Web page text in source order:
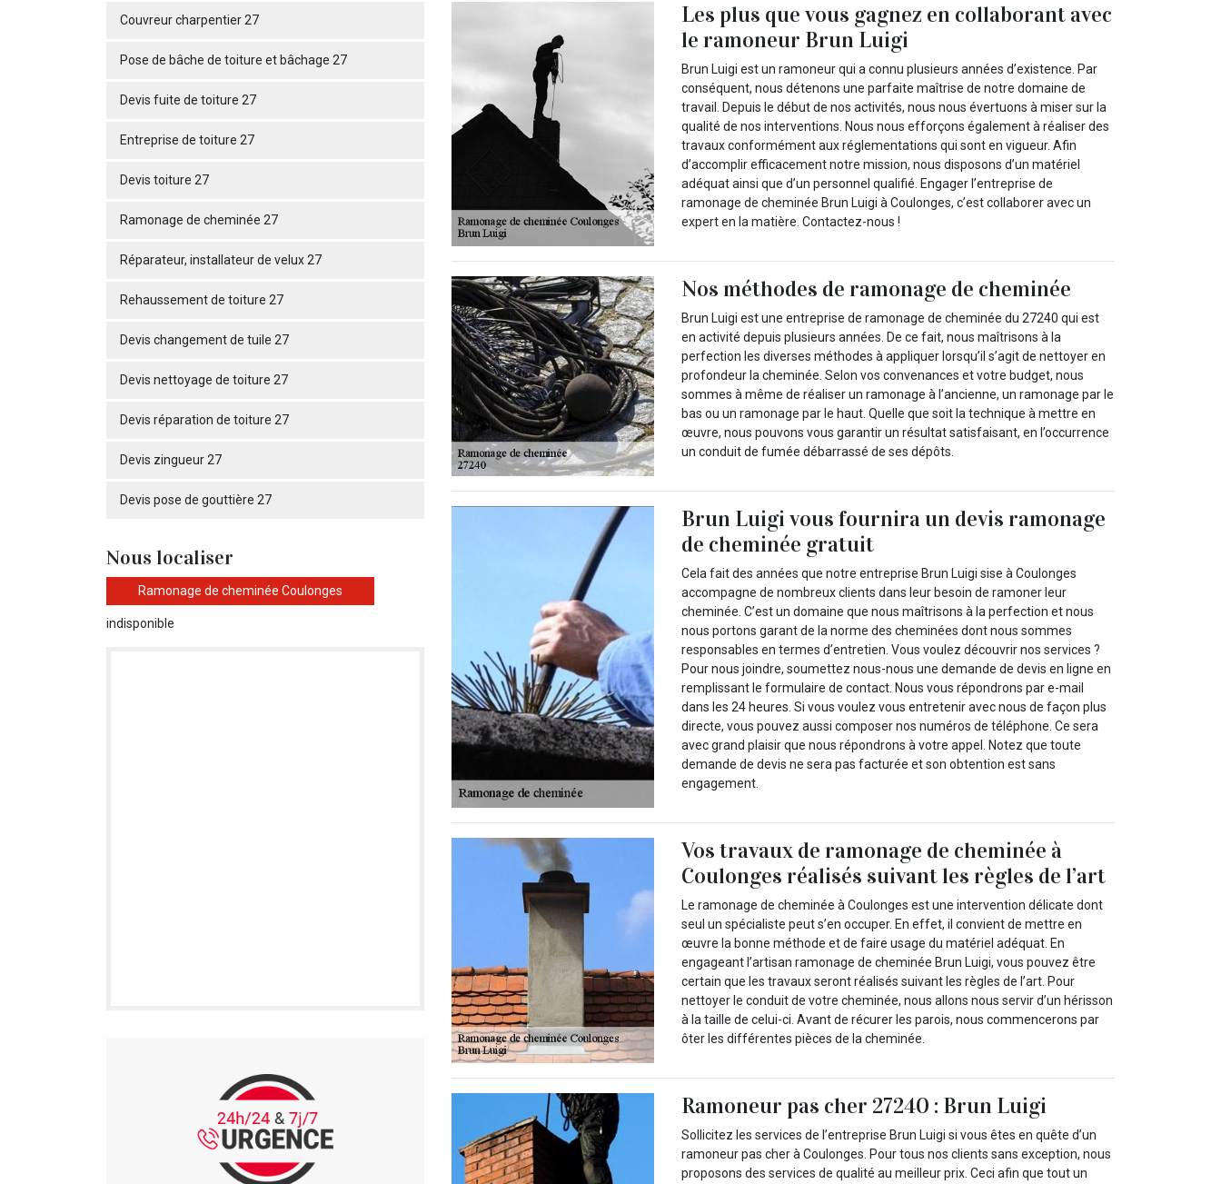
Couvreur charpentier 27
Pose de bâche de toiture et bâchage 27
Devis fuite de toiture 27
Entreprise de toiture 27
Devis toiture 27
Ramonage de cheminée 27
Réparateur, installateur de velux 27
Rehaussement de toiture 27
Devis changement de tuile 27
Devis nettoyage de toiture 27
Devis réparation de toiture 27
Devis zingueur 27
Devis pose de gouttière 27
Nous localiser
Ramonage de cheminée Coulonges
indisponible
Les plus que vous gagnez en collaborant avec
le ramoneur Brun Luigi
Brun Luigi est un ramoneur qui a connu plusieurs années d’existence. Par
conséquent, nous détenons une parfaite maîtrise de notre domaine de
travail. Depuis le début de nos activités, nous nous évertuons à miser sur la
qualité de nos interventions. Nous nous efforçons également à réaliser des
travaux conformément aux réglementations qui sont en vigueur. Afin
d’accomplir efficacement notre mission, nous disposons d’un matériel
adéquat ainsi que d’un personnel qualifié. Engager l’entreprise de
ramonage de cheminée Brun Luigi à Coulonges, c’est collaborer avec un
expert en la matière. Contactez-nous !
Nos méthodes de ramonage de cheminée
Brun Luigi est une entreprise de ramonage de cheminée du 27240 qui est
en activité depuis plusieurs années. De ce fait, nous maîtrisons à la
perfection les diverses méthodes à appliquer lorsqu’il s’agit de nettoyer en
profondeur la cheminée. Selon vos convenances et votre budget, nous
sommes à même de réaliser un ramonage à l’ancienne, un ramonage par le
bas ou un ramonage par le haut. Quelle que soit la technique à mettre en
œuvre, nous pouvons vous garantir un résultat satisfaisant, en l’occurrence
un conduit de fumée débarrassé de ses dépôts.
Brun Luigi vous fournira un devis ramonage
de cheminée gratuit
Cela fait des années que notre entreprise Brun Luigi sise à Coulonges
accompagne de nombreux clients dans leur besoin de ramoner leur
cheminée. C’est un domaine que nous maîtrisons à la perfection et nous
nous portons garant de la norme des cheminées dont nous sommes
responsables en termes d’entretien. Vous voulez découvrir nos services ?
Pour nous joindre, soumettez nous-nous une demande de devis en ligne en
remplissant le formulaire de contact. Nous vous répondrons par e-mail
dans les 24 heures. Si vous voulez vous entretenir avec nous de façon plus
directe, vous pouvez aussi composer nos numéros de téléphone. Ce sera
avec grand plaisir que nous répondrons à votre appel. Notez que toute
demande de devis ne sera pas facturée et son obtention est sans
engagement.
Vos travaux de ramonage de cheminée à
Coulonges réalisés suivant les règles de l’art
Le ramonage de cheminée à Coulonges est une intervention délicate dont
seul un spécialiste peut s’en occuper. En effet, il convient de mettre en
œuvre la bonne méthode et de faire usage du matériel adéquat. En
engageant l’artisan ramonage de cheminée Brun Luigi, vous pouvez être
certain que les travaux seront réalisés suivant les règles de l’art. Pour
nettoyer le conduit de votre cheminée, nous allons nous servir d’un hérisson
à la taille de celui-ci. Avant de récurer les parois, nous commencerons par
ôter les différentes pièces de la cheminée.
Ramoneur pas cher 27240 : Brun Luigi
Sollicitez les services de l’entreprise Brun Luigi si vous êtes en quête d’un
ramoneur pas cher à Coulonges. Pour tous nos clients sans exception, nous
proposons des services de qualité au meilleur prix. Ceci afin que tout un